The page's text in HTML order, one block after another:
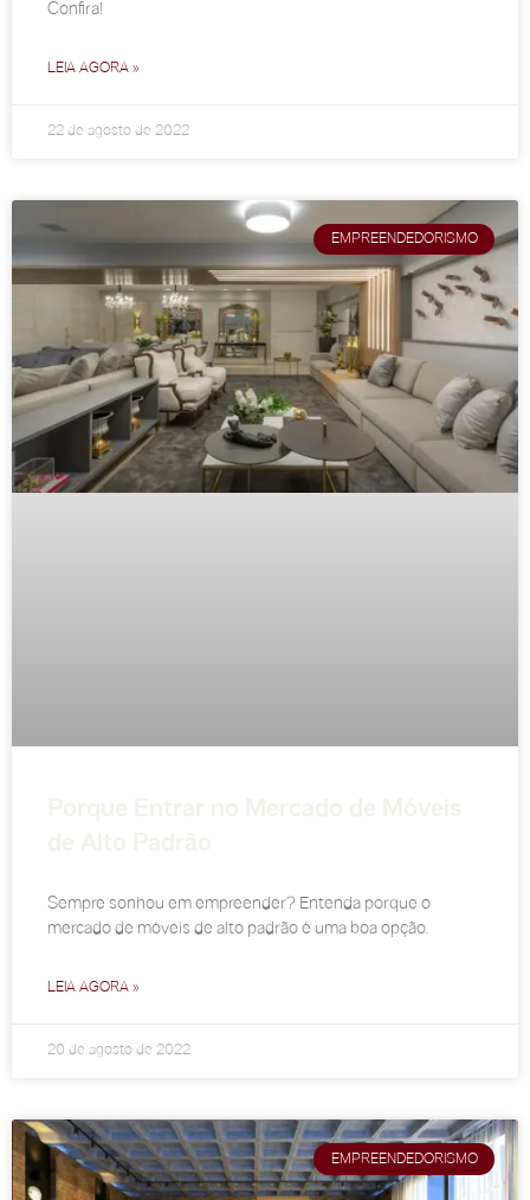
Confira!
LEIA AGORA »
22 de agosto de 2022
EMPREENDEDORISMO
Porque Entrar no Mercado de Móveis
de Alto Padrão
Sempre sonhou em empreender? Entenda porque o
mercado de móveis de alto padrão é uma boa opção.
LEIA AGORA »
20 de agosto de 2022
EMPREENDEDORISMO